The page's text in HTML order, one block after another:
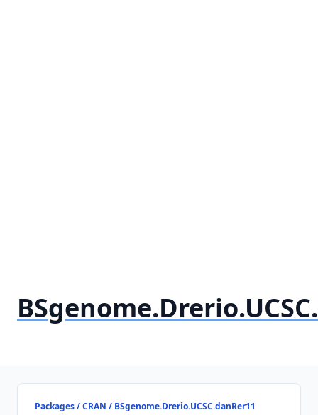
Packages / CRAN / BSgenome.Drerio.UCSC.danRer11